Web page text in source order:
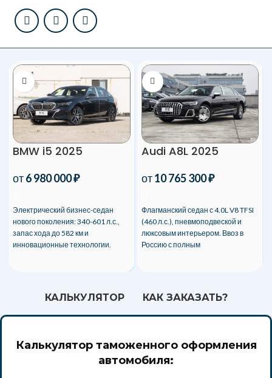
BMW i5 2025
от6 980 000₽
Электрический бизнес-седан
нового поколения: 340-601 л.с.,
запас хода до 582 км и
инновационные технологии.
Audi A8L 2025
от10 765 300₽
Флагманский седан с 4.0L V8 TFSI
(460 л.с.), пневмоподвеской и
люксовым интерьером. Ввоз в
Россию с полным
КАЛЬКУЛЯТОР КАК ЗАКАЗАТЬ?
Калькулятор таможенного оформления
автомобиля: